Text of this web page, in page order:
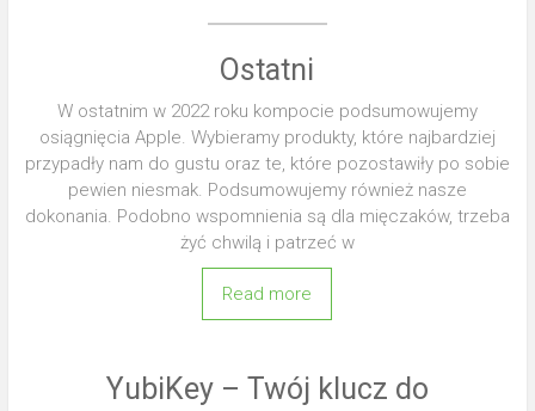
Ostatni
W ostatnim w 2022 roku kompocie podsumowujemy
osiągnięcia Apple. Wybieramy produkty, które najbardziej
przypadły nam do gustu oraz te, które pozostawiły po sobie
pewien niesmak. Podsumowujemy również nasze
dokonania. Podobno wspomnienia są dla mięczaków, trzeba
żyć chwilą i patrzeć w
Read more
YubiKey – Twój klucz do